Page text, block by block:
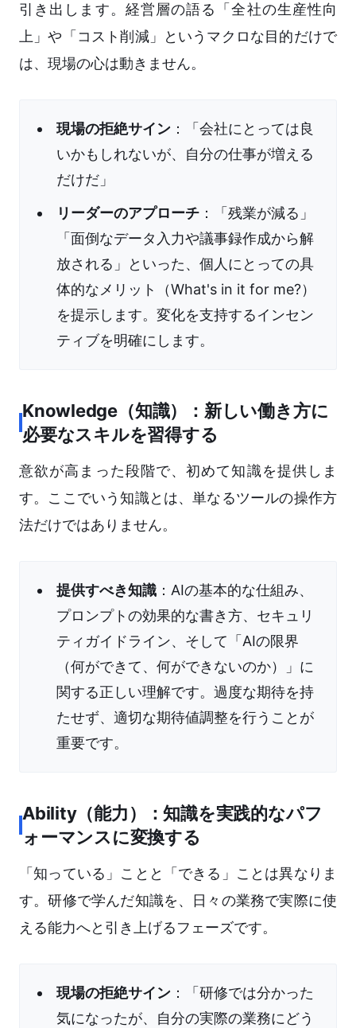
引き出します。経営層の語る「全社の生産性向
上」や「コスト削減」というマクロな目的だけで
は、現場の心は動きません。
現場の拒絶サイン ：「会社にとっては良
いかもしれないが、自分の仕事が増える
だけだ」
リーダーのアプローチ ：「残業が減る」
「面倒なデータ入力や議事録作成から解
放される」といった、個人にとっての具
体的なメリット（What's in it for me?）
を提示します。変化を支持するインセン
ティブを明確にします。
Knowledge（知識）：新しい働き方に
必要なスキルを習得する
意欲が高まった段階で、初めて知識を提供しま
す。ここでいう知識とは、単なるツールの操作方
法だけではありません。
提供すべき知識 ：AIの基本的な仕組み、
プロンプトの効果的な書き方、セキュリ
ティガイドライン、そして「AIの限界
（何ができて、何ができないのか）」に
関する正しい理解です。過度な期待を持
たせず、適切な期待値調整を行うことが
重要です。
Ability（能力）：知識を実践的なパフ
ォーマンスに変換する
「知っている」ことと「できる」ことは異なりま
す。研修で学んだ知識を、日々の業務で実際に使
える能力へと引き上げるフェーズです。
現場の拒絶サイン ：「研修では分かった
気になったが、自分の実際の業務にどう